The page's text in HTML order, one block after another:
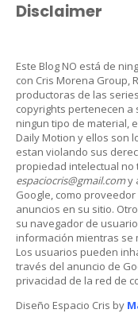
Disclaimer
Este Blog NO está de
con Cris Morena Group,
productoras de las
copyrights pertenecen
ningun tipo de material,
Daily Motion y ellos son
estan violando sus
propiedad intelectual no
espaciocris@gmail.comy
Google, como
anuncios en su sitio.
su navegador de
información mientras se
Los usuarios pueden
través del anuncio de
privacidad de la red de
Diseño Espacio Cris by